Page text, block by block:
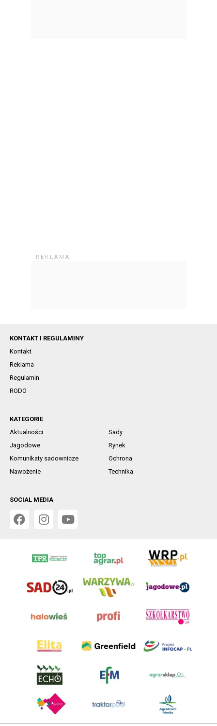
KONTAKT I REGULAMINY
Kontakt
Reklama
Regulamin
RODO
KATEGORIE
Aktualności
Sady
Jagodowe
Rynek
Komunikaty sadownicze
Ochrona
Nawożenie
Technika
SOCIAL MEDIA